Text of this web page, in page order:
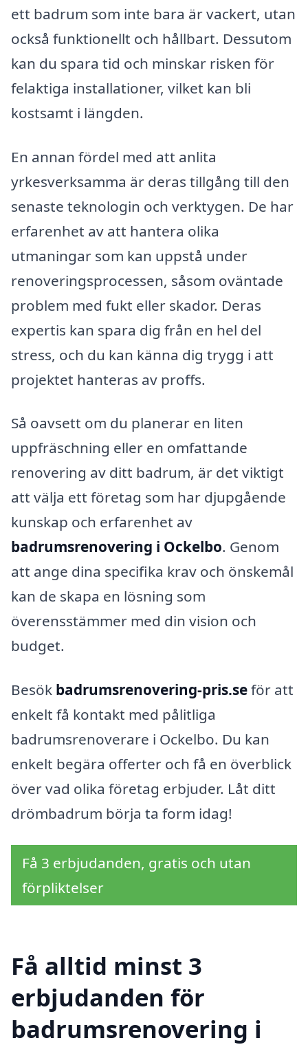
ett badrum som inte bara är vackert, utan
också funktionellt och hållbart. Dessutom
kan du spara tid och minskar risken för
felaktiga installationer, vilket kan bli
kostsamt i längden.
En annan fördel med att anlita
yrkesverksamma är deras tillgång till den
senaste teknologin och verktygen. De har
erfarenhet av att hantera olika
utmaningar som kan uppstå under
renoveringsprocessen, såsom oväntade
problem med fukt eller skador. Deras
expertis kan spara dig från en hel del
stress, och du kan känna dig trygg i att
projektet hanteras av proffs.
Så oavsett om du planerar en liten
uppfräschning eller en omfattande
renovering av ditt badrum, är det viktigt
att välja ett företag som har djupgående
kunskap och erfarenhet av
badrumsrenovering i Ockelbo. Genom
att ange dina specifika krav och önskemål
kan de skapa en lösning som
överensstämmer med din vision och
budget.
Besök badrumsrenovering-pris.seför att
enkelt få kontakt med pålitliga
badrumsrenoverare i Ockelbo. Du kan
enkelt begära offerter och få en överblick
över vad olika företag erbjuder. Låt ditt
drömbadrum börja ta form idag!
Få 3 erbjudanden, gratis och utan
förpliktelser
Få alltid minst 3
erbjudanden för
badrumsrenovering i